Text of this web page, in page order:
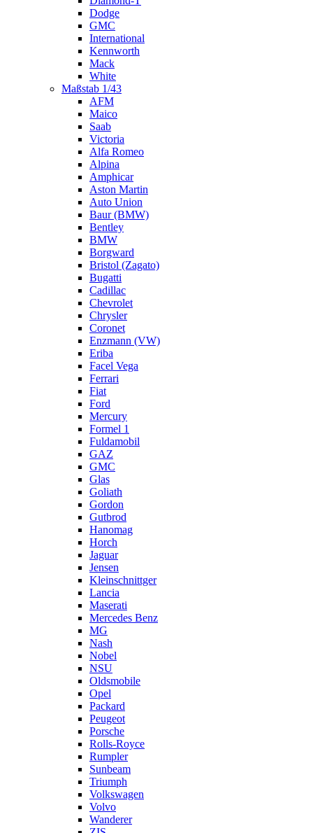
Dodge
GMC
International
Kennworth
Mack
White
Maßstab 1/43
AFM
Maico
Saab
Victoria
Alfa Romeo
Alpina
Amphicar
Aston Martin
Auto Union
Baur (BMW)
Bentley
BMW
Borgward
Bristol (Zagato)
Bugatti
Cadillac
Chevrolet
Chrysler
Coronet
Enzmann (VW)
Eriba
Facel Vega
Ferrari
Fiat
Ford
Mercury
Formel 1
Fuldamobil
GAZ
GMC
Glas
Goliath
Gordon
Gutbrod
Hanomag
Horch
Jaguar
Jensen
Kleinschnittger
Lancia
Maserati
Mercedes Benz
MG
Nash
Nobel
NSU
Oldsmobile
Opel
Packard
Peugeot
Porsche
Rolls-Royce
Rumpler
Sunbeam
Triumph
Volkswagen
Volvo
Wanderer